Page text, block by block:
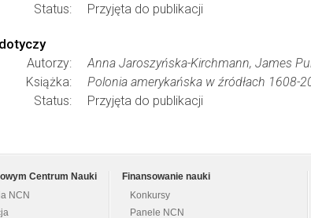
Status:
Przyjęta do publikacji
Autorzy:
Anna Jaroszyńska-Kirchmann, James
Książka:
Polonia amerykańska w źródłach 1608-
Status:
Przyjęta do publikacji
Centrum Nauki
NCN
Finansowanie nauki
Konkursy
Panele NCN